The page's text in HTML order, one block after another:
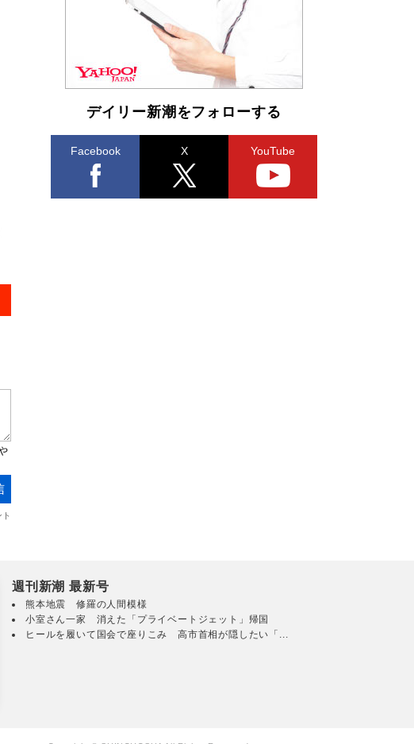
デイリー新潮をフォローする
Facebook X YouTube
週刊新潮 最新号
熊本地震 修羅の人間模様
小室さん一家 消えた「プライベートジェット」帰国
ヒールを履いて国会で座りこみ 高市首相が隠したい「...